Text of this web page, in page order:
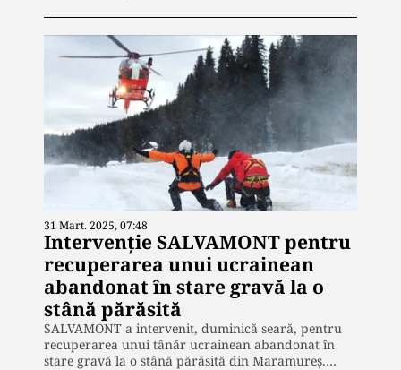
31 Mart. 2025, 07:48
Intervenție SALVAMONT pentru
recuperarea unui ucrainean
abandonat în stare gravă la o
stână părăsită
SALVAMONT a intervenit, duminică seară, pentru
recuperarea unui tânăr ucrainean abandonat în
stare gravă la o stână părăsită din Maramureș.…